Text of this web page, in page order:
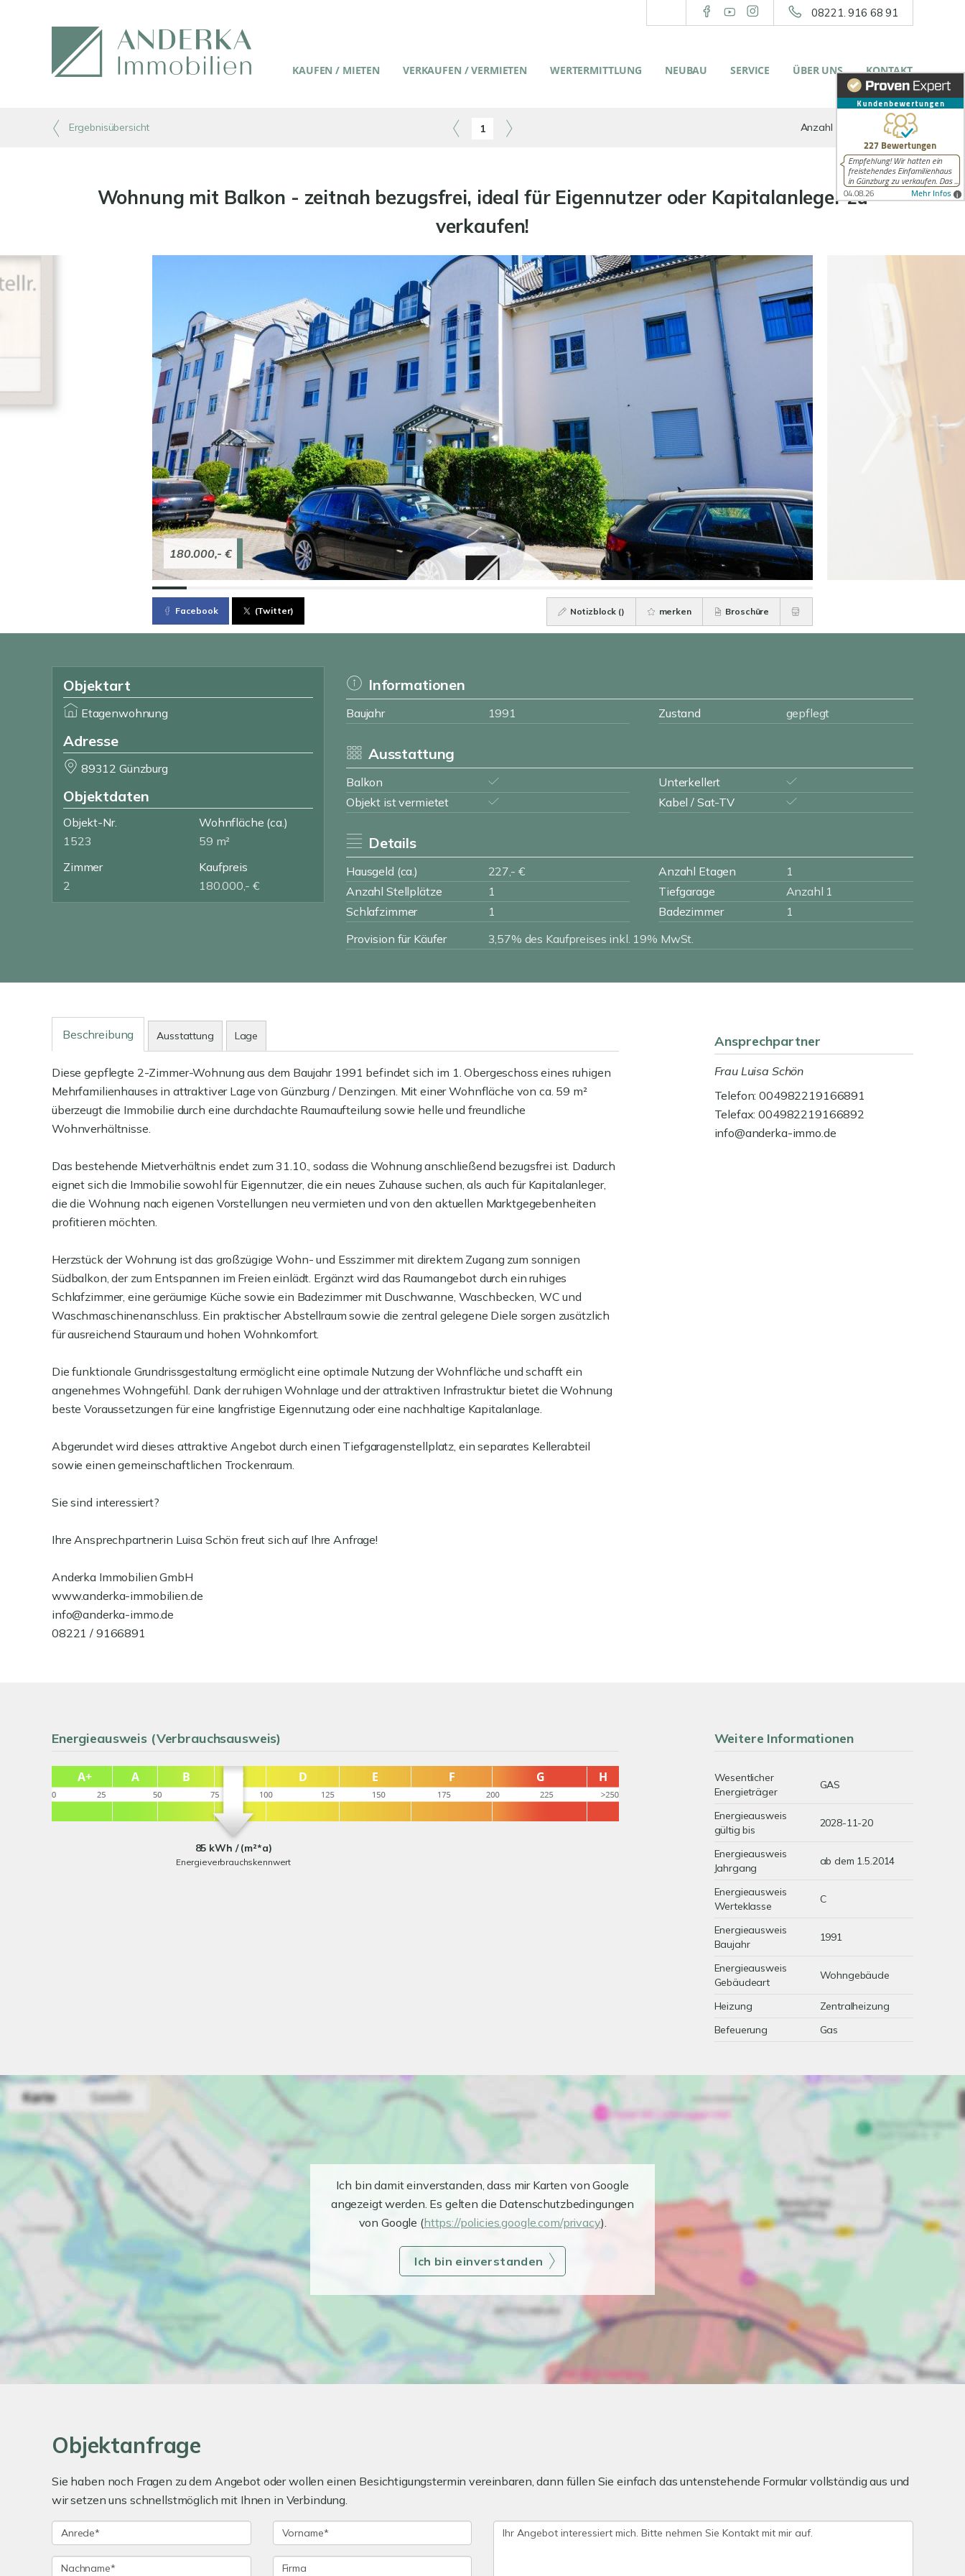
08221. 916 68 91
KAUFEN / MIETEN VERKAUFEN / VERMIETEN WERTERMITTLUNG NEUBAU SERVICE ÜBER UNS KONTAKT
Ergebnisübersicht 1 Anzahl der Objekte:1 | 1
Wohnung mit Balkon - zeitnah bezugsfrei, ideal für Eigennutzer oder Kapitalanleger zu
verkaufen!
180.000,- €
Facebook (Twitter) Notizblock () merken Broschüre
Objektart
Etagenwohnung
Adresse
89312 Günzburg
Objektdaten
Objekt-Nr.
1523
Wohnfläche (ca.)
59 m²
Zimmer
2
Kaufpreis
180.000,- €
Informationen
Baujahr 1991 Zustand gepflegt
Ausstattung
Balkon
Unterkellert
Objekt ist vermietet
Kabel / Sat-TV
Details
Hausgeld (ca.) 227,- € Anzahl Etagen
1
Anzahl Stellplätze
1 Tiefgarage
Anzahl 1
Schlafzimmer
1 Badezimmer
1
Provision für Käufer
3,57% des Kaufpreises inkl. 19% MwSt.
Beschreibung Ausstattung Lage
Diese gepflegte 2-Zimmer-Wohnung aus dem Baujahr 1991 befindet sich im 1. Obergeschoss eines ruhigen
Mehrfamilienhauses in attraktiver Lage von Günzburg / Denzingen. Mit einer Wohnfläche von ca. 59 m²
überzeugt die Immobilie durch eine durchdachte Raumaufteilung sowie helle und freundliche
Wohnverhältnisse.
Das bestehende Mietverhältnis endet zum 31.10., sodass die Wohnung anschließend bezugsfrei ist. Dadurch
eignet sich die Immobilie sowohl für Eigennutzer, die ein neues Zuhause suchen, als auch für Kapitalanleger,
die die Wohnung nach eigenen Vorstellungen neu vermieten und von den aktuellen Marktgegebenheiten
profitieren möchten.
Herzstück der Wohnung ist das großzügige Wohn- und Esszimmer mit direktem Zugang zum sonnigen
Südbalkon, der zum Entspannen im Freien einlädt. Ergänzt wird das Raumangebot durch ein ruhiges
Schlafzimmer, eine geräumige Küche sowie ein Badezimmer mit Duschwanne, Waschbecken, WC und
Waschmaschinenanschluss. Ein praktischer Abstellraum sowie die zentral gelegene Diele sorgen zusätzlich
für ausreichend Stauraum und hohen Wohnkomfort.
Die funktionale Grundrissgestaltung ermöglicht eine optimale Nutzung der Wohnfläche und schafft ein
angenehmes Wohngefühl. Dank der ruhigen Wohnlage und der attraktiven Infrastruktur bietet die Wohnung
beste Voraussetzungen für eine langfristige Eigennutzung oder eine nachhaltige Kapitalanlage.
Abgerundet wird dieses attraktive Angebot durch einen Tiefgaragenstellplatz, ein separates Kellerabteil
sowie einen gemeinschaftlichen Trockenraum.
Sie sind interessiert?
Ihre Ansprechpartnerin Luisa Schön freut sich auf Ihre Anfrage!
Anderka Immobilien GmbH
www.anderka-immobilien.de
info@anderka-immo.de
08221 / 9166891
Ansprechpartner
Frau Luisa Schön
Telefon: 004982219166891
Telefax: 004982219166892
info@anderka-immo.de
Energieausweis (Verbrauchsausweis)
85 kWh / (m²*a)
Energieverbrauchskennwert
Weitere Informationen
Wesentlicher
Energieträger
GAS
Energieausweis
gültig bis
2028-11-20
Energieausweis
Jahrgang
ab dem 1.5.2014
Energieausweis
Werteklasse
C
Energieausweis
Baujahr
1991
Energieausweis
Gebäudeart
Wohngebäude
Heizung
Zentralheizung
Befeuerung
Gas
Ich bin damit einverstanden, dass mir Karten von Google
angezeigt werden. Es gelten die Datenschutzbedingungen
von Google (https://policies.google.com/privacy).
Ich bin einverstanden
Objektanfrage
Sie haben noch Fragen zu dem Angebot oder wollen einen Besichtigungstermin vereinbaren, dann füllen Sie einfach das untenstehende Formular vollständig aus und
wir setzen uns schnellstmöglich mit Ihnen in Verbindung.